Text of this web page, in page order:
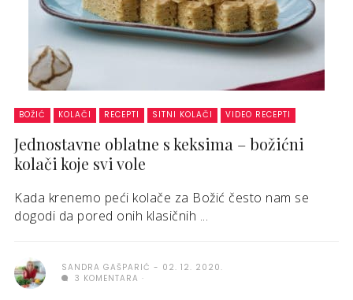
BOŽIĆ KOLAČI RECEPTI SITNI KOLAČI VIDEO RECEPTI
Jednostavne oblatne s keksima – božićni
kolači koje svi vole
Kada krenemo peći kolače za Božić često nam se
dogodi da pored onih klasičnih ...
SANDRA GAŠPARIĆ
02. 12. 2020.
3 KOMENTARA